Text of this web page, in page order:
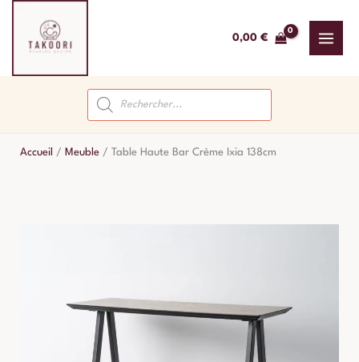
contenu
0,00 €
Recherche
de
produits
Accueil / Meuble / Table Haute Bar Crème Ixia 138cm